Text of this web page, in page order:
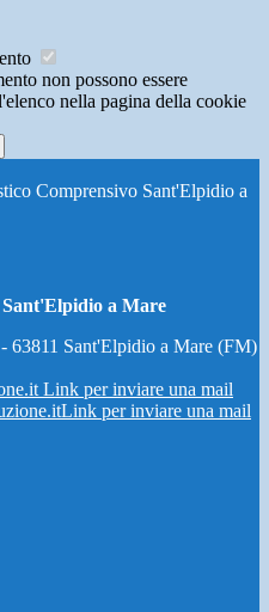
non possono essere
nella pagina della cookie
Comprensivo Sant'Elpidio a
a Mare
63811 Sant'Elpidio a Mare (FM)
Link per inviare una mail
Link per inviare una mail